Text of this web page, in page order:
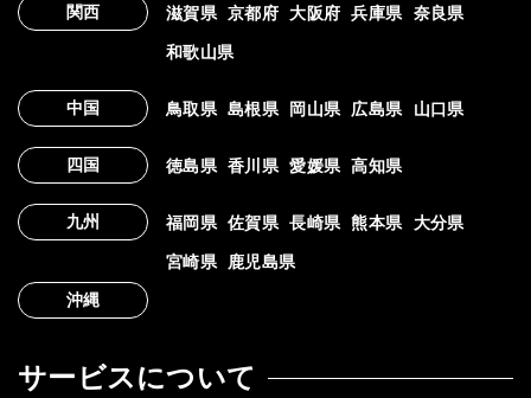
関西 滋賀県 京都府 大阪府 兵庫県 奈良県
和歌山県
中国 鳥取県 島根県 岡山県 広島県 山口県
四国 徳島県 香川県 愛媛県 高知県
九州 福岡県 佐賀県 長崎県 熊本県 大分県
宮崎県
鹿児島県
沖縄
サービスについて